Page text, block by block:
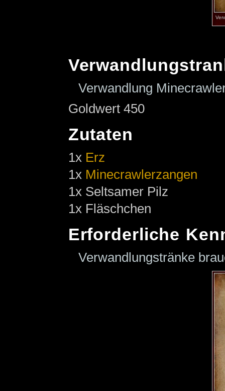
Verwandlung
Goldwert 450
Zutaten
1x Erz
1x Minecrawlerzangen
1x Seltsamer Pilz
1x Fläschchen
Erforderliche
Verwandlungstränke